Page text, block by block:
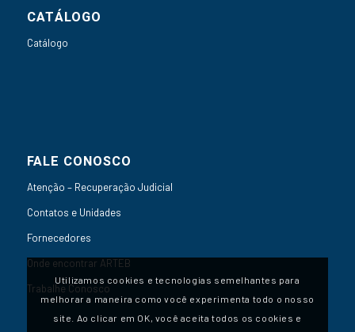
CATÁLOGO
Catálogo
FALE CONOSCO
Atenção – Recuperação Judicial
Contatos e Unidades
Fornecedores
Onde encontrar ARTEB
Trabalhe Conosco
Utilizamos cookies e tecnologias semelhantes para
melhorar a maneira como você experimenta todo o nosso
site. Ao clicar em OK, você aceita todos os cookies e